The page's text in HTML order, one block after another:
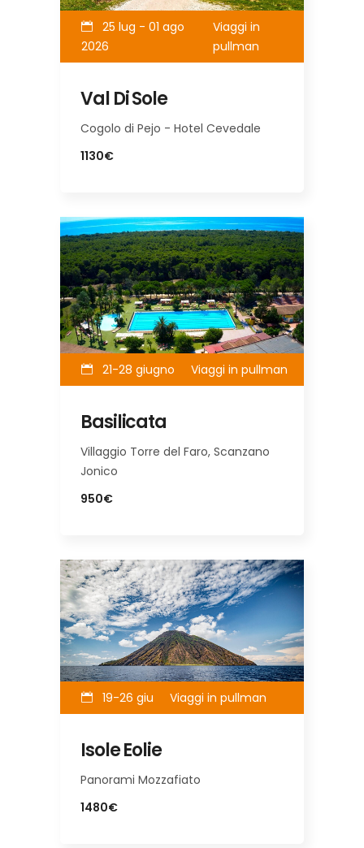
25 lug - 01 ago
2026
Viaggi in
pullman
Val Di Sole
Cogolo di Pejo - Hotel Cevedale
1130€
21-28 giugno Viaggi in pullman
Basilicata
Villaggio Torre del Faro, Scanzano
Jonico
950€
19-26 giu Viaggi in pullman
Isole Eolie
Panorami Mozzafiato
1480€